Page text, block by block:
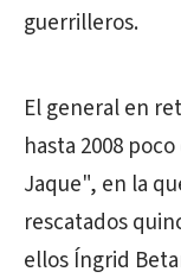
guerrilleros.
El general en
hasta 2008
Jaque", en la
rescatados
ellos Íngrid